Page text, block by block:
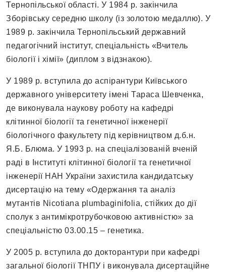
Тернопільської області. У 1984 р. закінчила
Зборівську середню школу (із золотою медаллю). У
1989 р. закінчила Тернопільський державний
педагогічний інститут, спеціальність «Вчитель
біології і хімії» (диплом з відзнакою).
У 1989 р. вступила до аспірантури Київського
державного університету імені Тараса Шевченка,
де виконувала наукову роботу на кафедрі
клітинної біології та генетичної інженерії
біологічного факультету під керівництвом д.б.н.
Я.Б. Блюма. У 1993 р. на спеціалізованій вченій
раді в Інституті клітинної біології та генетичної
інженерії НАН України захистила кандидатську
дисертацію на тему «Одержання та аналіз
мутантів Nicotiana plumbaginifolia, стійких до дії
сполук з антимікротрубочковою активністю» за
спеціальністю 03.00.15 – генетика.
У 2005 р. вступила до докторантури при кафедрі
загальної біології ТНПУ і виконувала дисертаційне